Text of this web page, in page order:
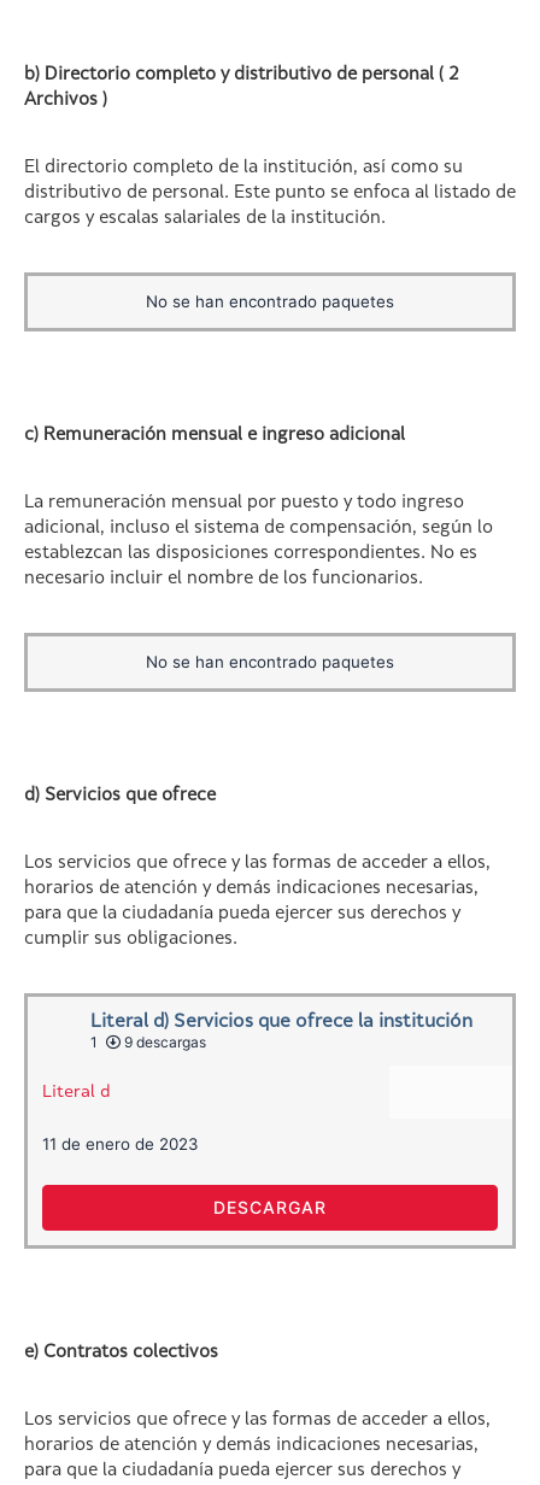
b) Directorio completo y distributivo de personal ( 2
Archivos )
El directorio completo de la institución, así como su
distributivo de personal. Este punto se enfoca al listado de
cargos y escalas salariales de la institución.
No se han encontrado paquetes
c) Remuneración mensual e ingreso adicional
La remuneración mensual por puesto y todo ingreso
adicional, incluso el sistema de compensación, según lo
establezcan las disposiciones correspondientes. No es
necesario incluir el nombre de los funcionarios.
No se han encontrado paquetes
d) Servicios que ofrece
Los servicios que ofrece y las formas de acceder a ellos,
horarios de atención y demás indicaciones necesarias,
para que la ciudadanía pueda ejercer sus derechos y
cumplir sus obligaciones.
Literal d) Servicios que ofrece la institución
1
9 descargas
Literal d
11 de enero de 2023
DESCARGAR
e) Contratos colectivos
Los servicios que ofrece y las formas de acceder a ellos,
horarios de atención y demás indicaciones necesarias,
para que la ciudadanía pueda ejercer sus derechos y